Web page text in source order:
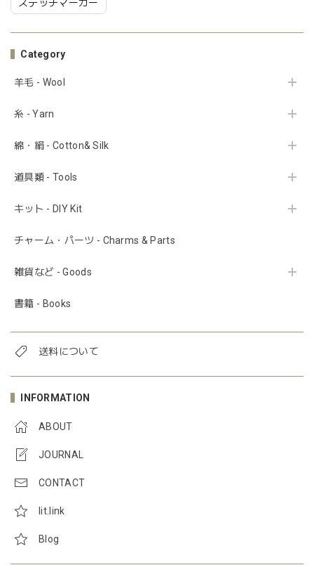
ステッチマーカー
Category
羊毛 - Wool
糸 - Yarn
綿・絹 - Cotton& Silk
道具類 - Tools
キット - DIY Kit
チャーム・パーツ - Charms & Parts
雑貨など - Goods
書籍 - Books
送料について
INFORMATION
ABOUT
JOURNAL
CONTACT
lit.link
Blog